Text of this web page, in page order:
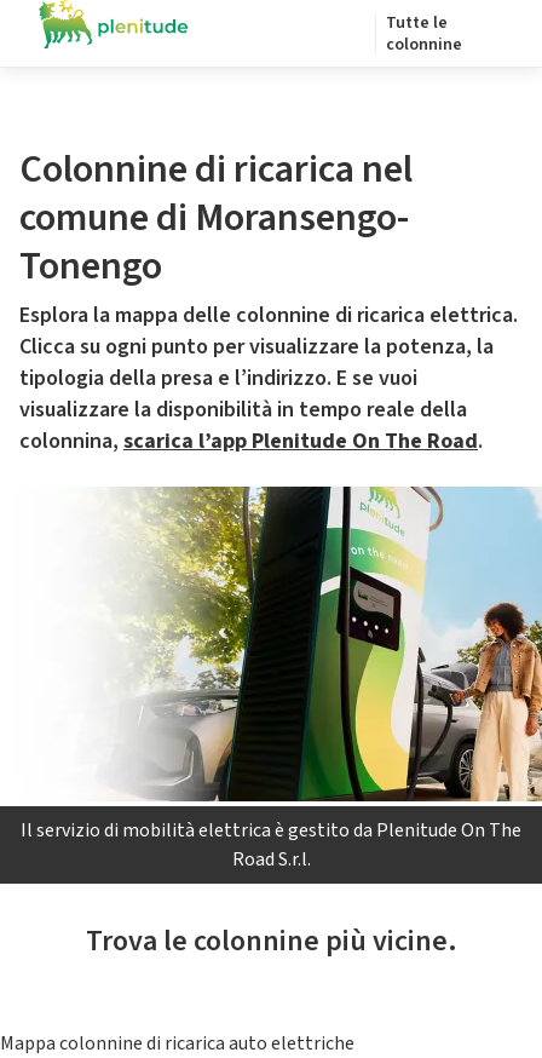
Tutte le
colonnine
Colonnine di ricarica nel
comune di Moransengo-
Tonengo
Esplora la mappa delle colonnine di ricarica elettrica.
Clicca su ogni punto per visualizzare la potenza, la
tipologia della presa e l’indirizzo. E se vuoi
visualizzare la disponibilità in tempo reale della
colonnina, scarica l’app Plenitude On The Road.
Il servizio di mobilità elettrica è gestito da Plenitude On The
Road S.r.l.
Trova le colonnine più vicine.
Mappa colonnine di ricarica auto elettriche